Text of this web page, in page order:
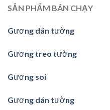
SẢN PHẨM BÁN CHẠY
Gương dán tường
Gương treo tường
Gương soi
Gương dán tường